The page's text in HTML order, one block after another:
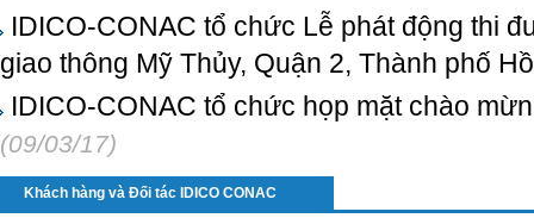
IDICO-CONAC tổ chức Lễ phát động thi
giao thông Mỹ Thủy, Quận 2, Thành phố
IDICO-CONAC tổ chức họp mặt chào
(09/03/17)
Khách hàng và Đối tác IDICO CONAC